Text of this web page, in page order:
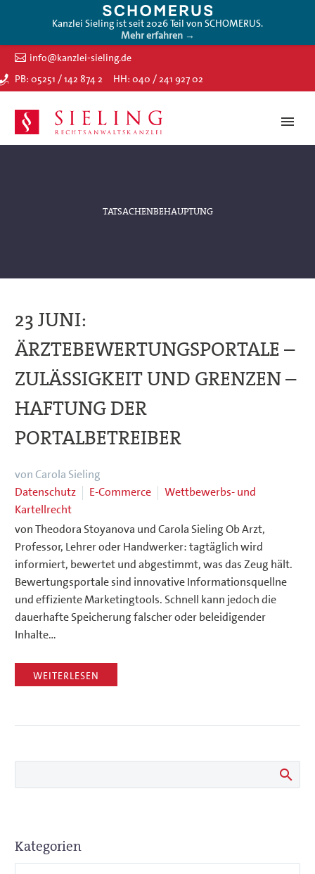
Kanzlei Sieling ist seit 2026 Teil von SCHOMERUS.
Mehr erfahren →
info@kanzlei-sieling.de
PB: 05251 / 142 874 2
HH: 040 / 241 927 02
TATSACHENBEHAUPTUNG
23 JUNI:
ÄRZTEBEWERTUNGSPORTALE –
ZULÄSSIGKEIT UND GRENZEN –
HAFTUNG DER
PORTALBETREIBER
von Carola Sieling
Datenschutz
E-Commerce
Wettbewerbs- und
Kartellrecht
von Theodora Stoyanova und Carola Sieling Ob Arzt,
Professor, Lehrer oder Handwerker: tagtäglich wird
informiert, bewertet und abgestimmt, was das Zeug hält.
Bewertungsportale sind innovative Informationsquellne
und effiziente Marketingtools. Schnell kann jedoch die
dauerhafte Speicherung falscher oder beleidigender
Inhalte…
WEITERLESEN
Kategorien